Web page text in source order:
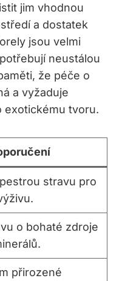
jim vhodnou
a dostatek
jsou velmi
neustálou
že péče o
a vyžaduje
exotickému tvoru.
stravu pro
o bohaté zdroje
přirozené